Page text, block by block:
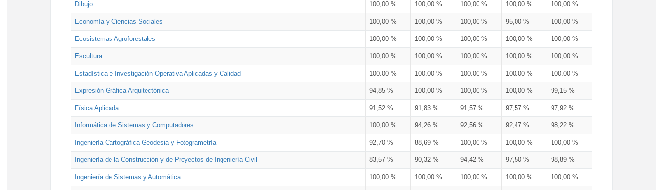
Dibujo 100,00 % 100,00 % 100,00 % 100,00 % 100,00 %
Economía y Ciencias Sociales 100,00 % 100,00 % 100,00 % 95,00 % 100,00 %
Ecosistemas Agroforestales 100,00 % 100,00 % 100,00 % 100,00 % 100,00 %
Escultura 100,00 % 100,00 % 100,00 % 100,00 % 100,00 %
Estadística e Investigación Operativa Aplicadas y Calidad 100,00 % 100,00 % 100,00 % 100,00 % 100,00 %
Expresión Gráfica Arquitectónica 94,85 % 100,00 % 100,00 % 100,00 % 99,15 %
Física Aplicada 91,52 % 91,83 % 91,57 % 97,57 % 97,92 %
Informática de Sistemas y Computadores 100,00 % 94,26 % 92,56 % 92,47 % 98,22 %
Ingeniería Cartográfica Geodesia y Fotogrametría 92,70 % 88,69 % 100,00 % 100,00 % 100,00 %
Ingeniería de la Construcción y de Proyectos de Ingeniería Civil 83,57 % 90,32 % 94,42 % 97,50 % 98,89 %
Ingeniería de Sistemas y Automática 100,00 % 100,00 % 100,00 % 100,00 % 100,00 %